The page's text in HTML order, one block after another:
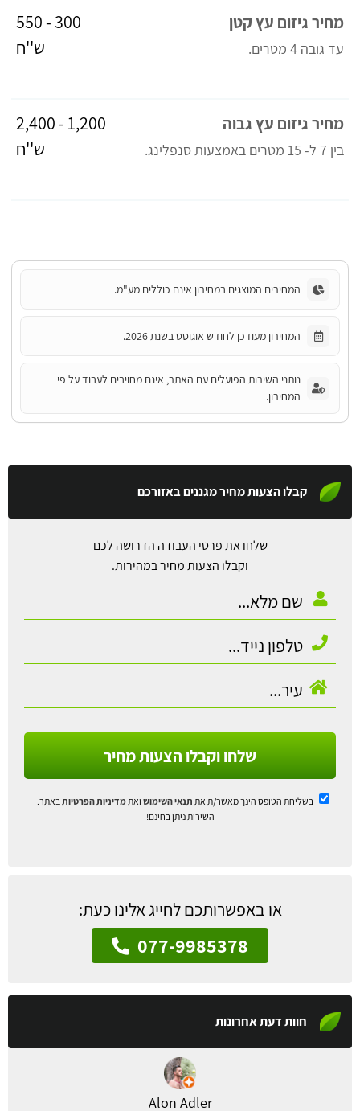
מחיר גיזום עץ קטן
עד גובה 4 מטרים.
300 - 550
ש''ח
מחיר גיזום עץ גבוה
בין 7 ל- 15 מטרים באמצעות סנפלינג.
1,200 - 2,400
ש''ח
המחירים המוצגים במחירון אינם כוללים מע"מ.
המחירון מעודכן לחודש אוגוסט בשנת 2026.
נותני השירות הפועלים עם האתר, אינם מחויבים לעבוד על פי
המחירון.
קבלו הצעות מחיר מגננים באזורכם
שלחו את פרטי העבודה הדרושה לכם
וקבלו הצעות מחיר במהירות.
שלחו וקבלו הצעות מחיר
בשליחת הטופס הינך מאשר/ת את תנאי השימוש ואתמדיניות הפרטיותבאתר.
השירות ניתן בחינם!
או באפשרותכם לחייג אלינו כעת:
077-9985378
חוות דעת אחרונות
Alon Adler